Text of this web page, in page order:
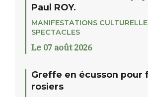
Paul ROY.
MANIFESTATIONS
SPECTACLES
Le 07 août 2026
Greffe en écusson pour
rosiers